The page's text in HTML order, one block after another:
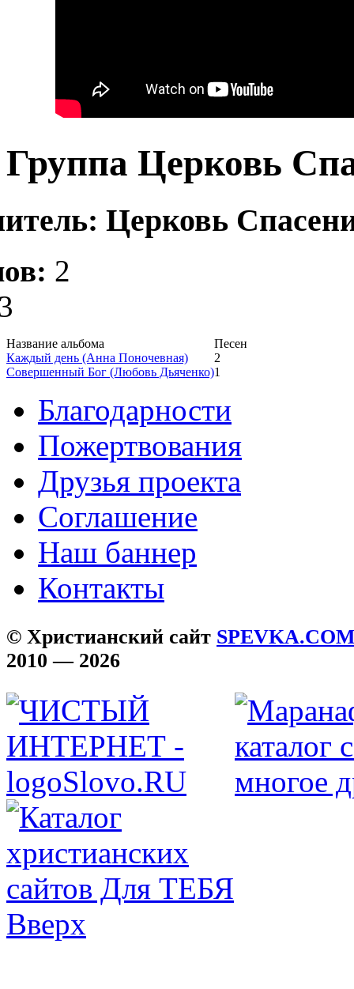
Группа Церковь
Церковь
2
Название альбома
Песен
Каждый день (Анна Поночевная)
2
Совершенный Бог (Любовь Дьяченко)1
Благодарности
Пожертвования
Друзья проекта
Соглашение
Наш баннер
Контакты
© Христианский сайт
2010 — 2026
Вверх